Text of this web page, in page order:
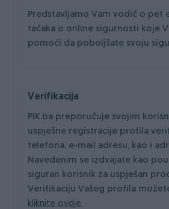
Predstavljamo Vam vodič o pet
tačaka o online sigurnosti koje
pomoći da poboljšate svoju
Verifikacija
PIK.ba preporučuje svojim
uspješne registracije profila
telefona, e-mail adresu, kao i
Navedenim se izdvajate kao
siguran korisnik za uspješan
Verifikaciju Vašeg profila
kliknite ovdje.